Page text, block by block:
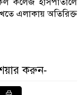
এলাকায় অতিরিক্ত
করুন-